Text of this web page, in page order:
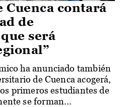
Cuenca contará
de
será
ha anunciado también
de Cuenca acogerá,
primeros estudiantes de
se forman...